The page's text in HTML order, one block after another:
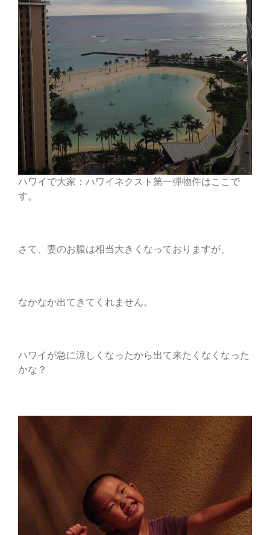
ハワイで大家：ハワイネクスト第一弾物件はここで
す。
さて、妻のお腹は相当大きくなっておりますが、
なかなか出てきてくれません。
ハワイが急に涼しくなったから出て来たくなくなった
かな？